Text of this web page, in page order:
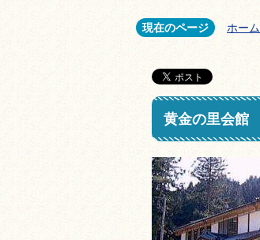
現在のページ ホーム
黄金の里会館